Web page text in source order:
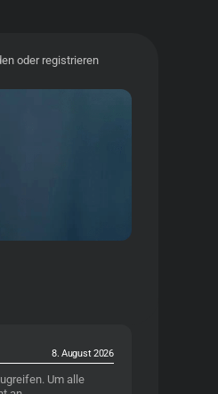
oder registrieren
8. August 2026
Um alle